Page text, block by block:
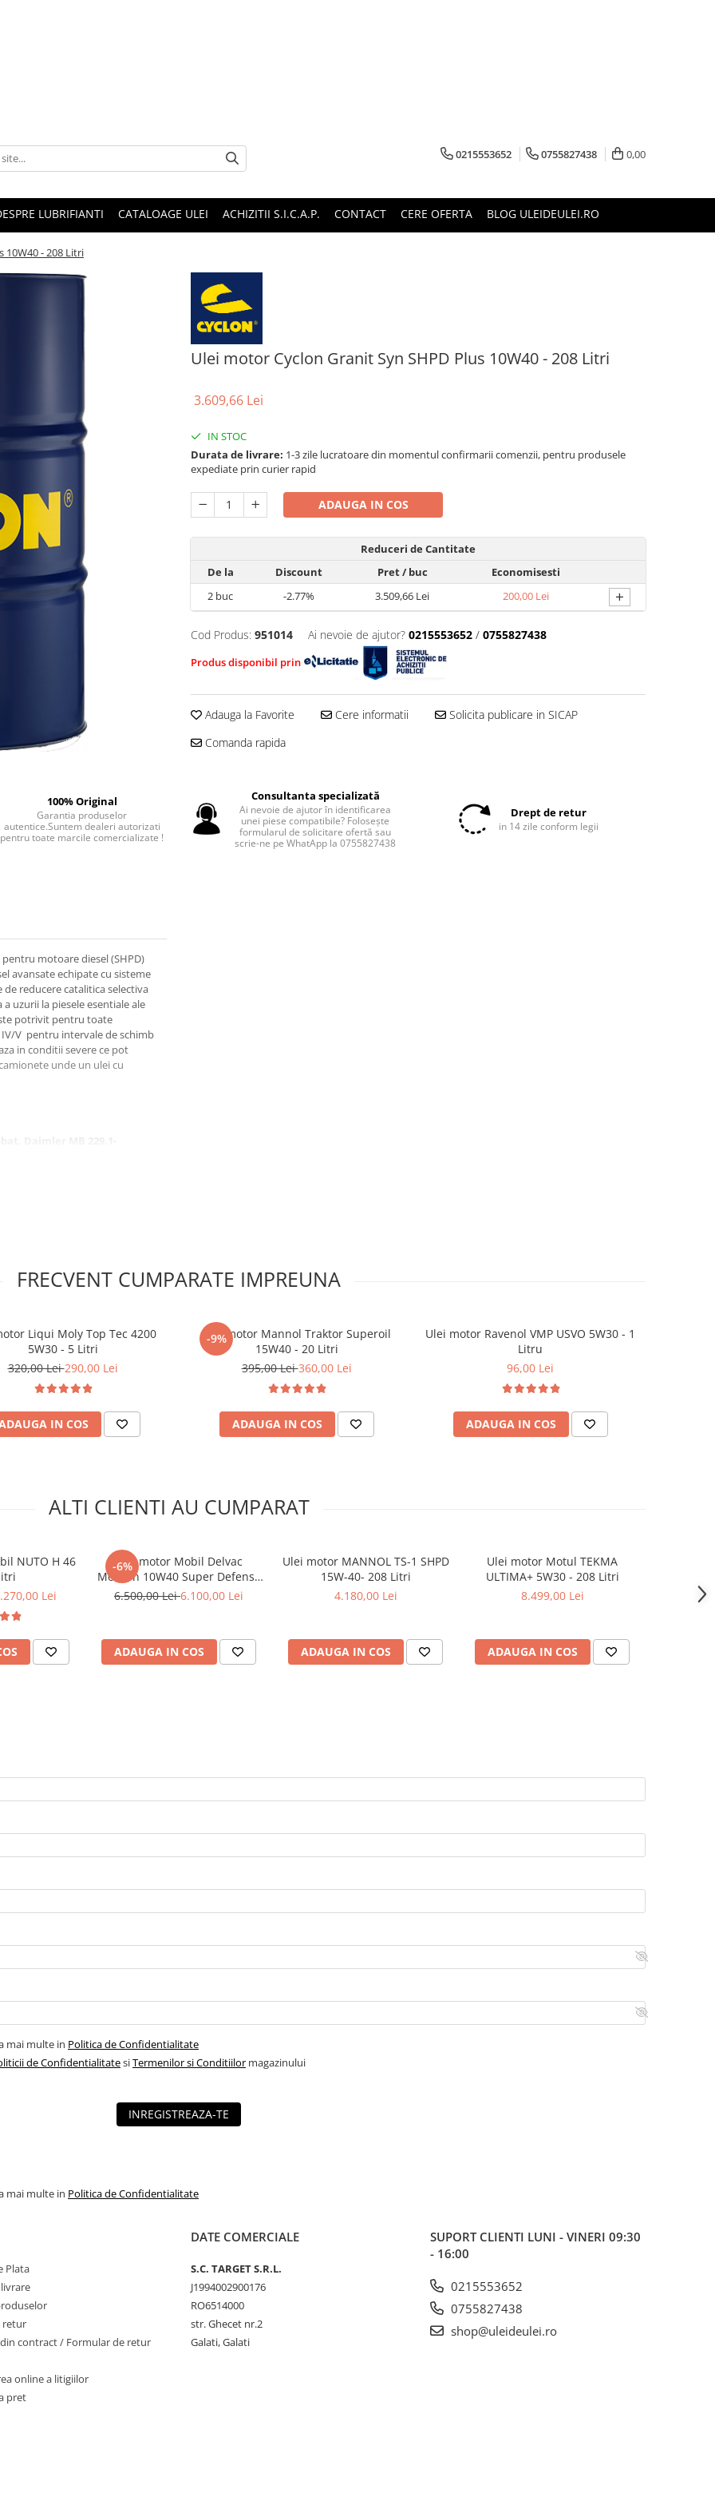
0215553652 0755827438 0,00
LUBRIFIANTI CATALOAGE ULEI ACHIZITII S.I.C.A.P. CONTACT CERE OFERTA BLOG ULEIDEULEI.RO
10W40 - 208 Litri
Ulei motor Cyclon Granit Syn SHPD Plus 10W40 - 208 Litri
3.609,66 Lei
IN STOC
Durata de livrare: 1-3 zile lucratoare din momentul confirmarii comenzii, pentru produsele
expediate prin curier rapid
ADAUGA IN COS
Reduceri de Cantitate
De la
Discount Pret/ buc
Economisesti
2 buc -2.77% 3.509,66 Lei 200,00 Lei +
Cod Produs: 951014 Ai nevoie de ajutor? 0215553652 / 0755827438
Produs disponibil prin
Adauga la Favorite Cere informatii
Solicita publicare in SICAP
Comanda rapida
100% Original
Garantia produselor
autentice.Suntem dealeri autorizati
pentru toate marcile comercializate !
Consultanta specializată
Ai nevoie de ajutor în identificarea
unei piese compatibile? Folosește
formularul de solicitare ofertă sau
scrie-ne pe WhatApp la 0755827438
Drept de retur
in 14 zile conform legii
motoare diesel (SHPD)
avansate echipate cu sisteme
de reducere catalitica selectiva
uzurii la piesele esentiale ale
potrivit pentru toate
V pentru intervale de schimb
in conditii severe ce pot
unde un ulei cu
Volvo VDS-3-Aprobat,
Cummins CES
FRECVENT CUMPARATE IMPREUNA
Liqui Moly Top Tec 4200
5W30 - 5 Litri
320,00 Lei290,00 Lei
IN COS
-9%
Ulei motor Mannol Traktor Superoil
15W40 - 20 Litri
395,00 Lei360,00 Lei
ADAUGA IN COS
Ulei motor Ravenol VMP USVO 5W30 - 1
Litru
96,00 Lei
ADAUGA IN COS
ALTI CLIENTI AU CUMPARAT
NUTO H 46
Lei
-6%
Ulei motor Mobil Delvac
Modern 10W40 Super Defense
V1 10W40 (XHP EXTRA) - 208
6.500,00 Lei6.100,00 Lei
ADAUGA IN COS
Ulei motor MANNOL TS-1 SHPD
15W-40- 208 Litri
4.180,00 Lei
ADAUGA IN COS
Ulei motor Motul TEKMA
ULTIMA+ 5W30 - 208 Litri
8.499,00 Lei
ADAUGA IN COS
mai multe in Politica de Confidentialitate
de ConfidentialitatesiTermenilor si Conditiilor magazinului
INREGISTREAZA-TE
mai multe in Politica de Confidentialitate
Plata
retur
contract / Formular de retur
online a litigiilor
pret
DATE COMERCIALE
S.C. TARGET S.R.L.
J1994002900176
RO6514000
str. Ghecet nr.2
Galati, Galati
SUPORT CLIENTI LUNI - VINERI 09:30
- 16:00
0215553652
0755827438
shop@uleideulei.ro